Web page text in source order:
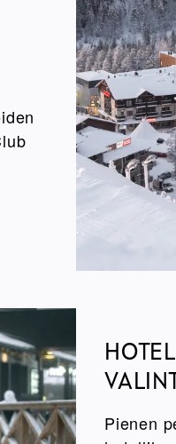
Pienen